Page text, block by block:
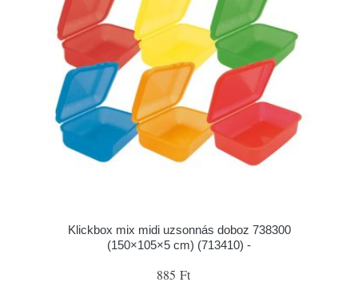
Klickbox mix midi uzsonnás doboz 738300
(150×105×5 cm) (713410) -
885 Ft